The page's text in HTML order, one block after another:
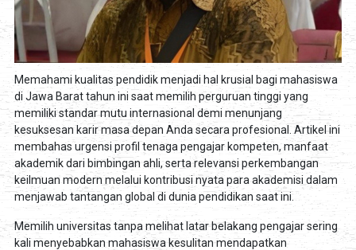
Memahami kualitas pendidik menjadi hal krusial bagi mahasiswa
di Jawa Barat tahun ini saat memilih perguruan tinggi yang
memiliki standar mutu internasional demi menunjang
kesuksesan karir masa depan Anda secara profesional. Artikel ini
membahas urgensi profil tenaga pengajar kompeten, manfaat
akademik dari bimbingan ahli, serta relevansi perkembangan
keilmuan modern melalui kontribusi nyata para akademisi dalam
menjawab tantangan global di dunia pendidikan saat ini.
Memilih universitas tanpa melihat latar belakang pengajar sering
kali menyebabkan mahasiswa kesulitan mendapatkan